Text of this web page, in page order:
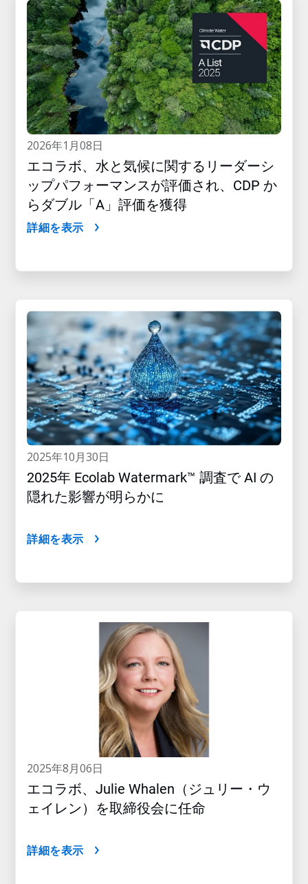
2026年1月08日
エコラボ、水と気候に関するリーダーシ
ップパフォーマンスが評価され、CDP か
らダブル「A」評価を獲得
詳細を表示
2025年10月30日
2025年 Ecolab Watermark™ 調査で AI の
隠れた影響が明らかに
詳細を表示
2025年8月06日
エコラボ、Julie Whalen（ジュリー・ウ
ェイレン）を取締役会に任命
詳細を表示